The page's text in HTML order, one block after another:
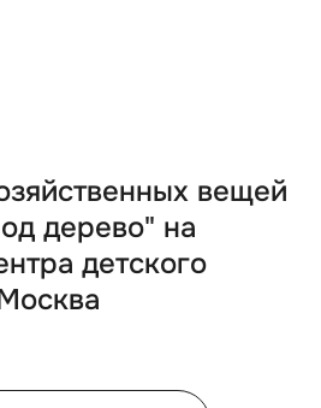
вещей
дерево" на
детского